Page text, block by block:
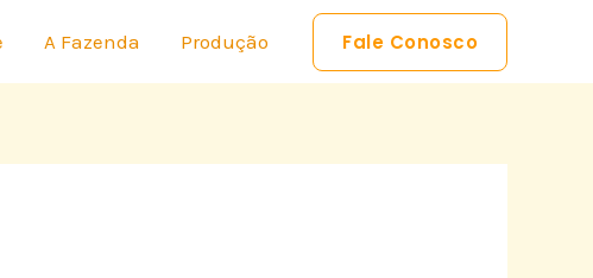
A Fazenda Produção Fale Conosco